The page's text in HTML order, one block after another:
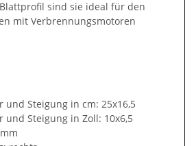
sind sie ideal für den
mit Verbrennungsmotoren
und Steigung in cm: 25x16,5
und Steigung in Zoll: 10x6,5